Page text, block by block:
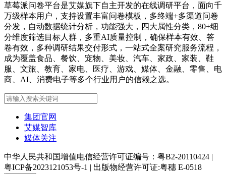
草莓派问卷平台是艾媒旗下自主开发的在线调研平台，面向千
万级样本用户，支持设置丰富问卷模板，多终端+多渠道问卷
分发，自动数据统计分析，功能强大，四大属性分类，80+细
分维度筛选目标人群，多重AI质量控制，确保样本有效、答
卷有效，多种调研结果交付形式，一站式全案研究服务流程，
成为覆盖食品、餐饮、宠物、美妆、汽车、家政、家装、鞋
服、文旅、教育、家电、医疗、游戏、媒体、金融、零售、电
商、AI、消费电子等多个行业用户的信赖之选。
集团官网
艾媒智库
媒体关注
中华人民共和国增值电信经营许可证编号：粤B2-20110424 |
粤ICP备2023121053号-1 | 出版物经营许可证:粤穗 E-0518